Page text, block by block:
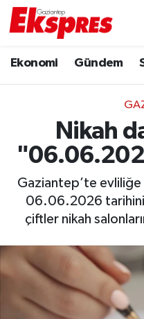
Ekonomi Gündem
Nikah
Gaziantep’te evliliğe
06.06.2026 tarihini
çiftler nikah
Ekonomi
Gaziantep son
Genel
Gündem
Kültür Sanat
Magazin
Trafik Durumu
Puan Durumu ve
Tüm Manşetler
Son Dakika